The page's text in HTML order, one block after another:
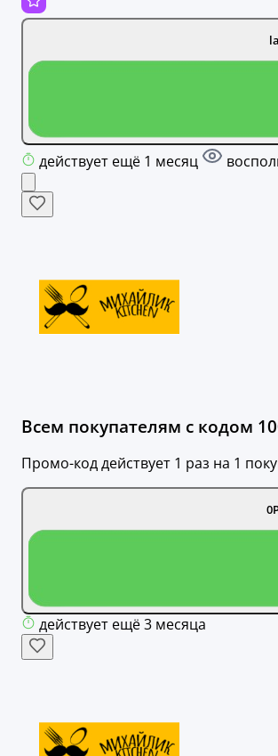
действует ещё 1 месяц
Всем покупателям с кодом
Промо-код действует 1 раз на 1
действует ещё 3 месяца